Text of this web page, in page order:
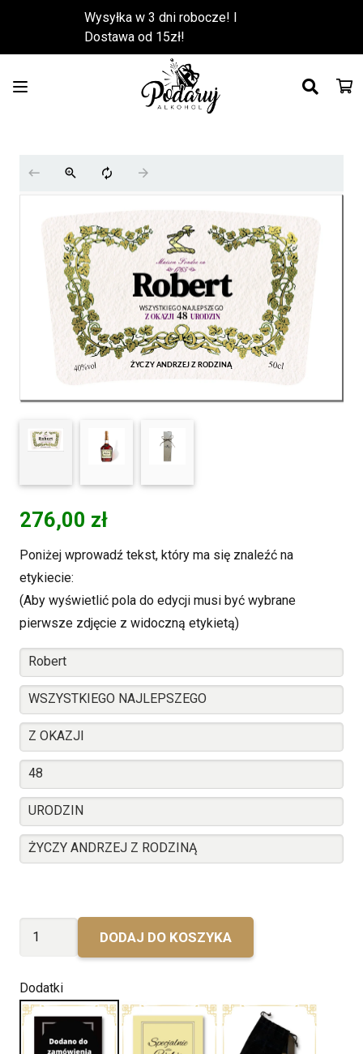
Wysyłka w 3 dni robocze! l
Dostawa od 15zł!
276,00 zł
Poniżej wprowadź tekst, który ma się znaleźć na
etykiecie:
(Aby wyświetlić pola do edycji musi być wybrane
pierwsze zdjęcie z widoczną etykietą)
ilość
Urodzinowy
DODAJ DO KOSZYKA
Dodatki